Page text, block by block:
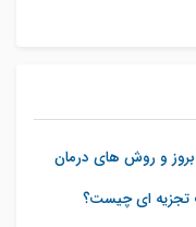
و روش های درمان
تجزیه ای چیست؟